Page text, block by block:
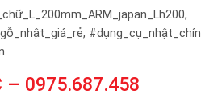
– 0975.687.458